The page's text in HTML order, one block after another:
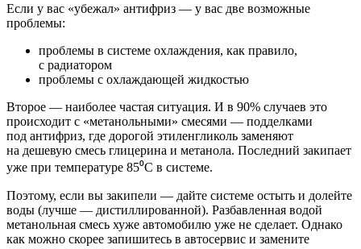
Если у вас «убежал» антифриз — у вас две возможные
проблемы:
проблемы в системе охлаждения, как правило,
с радиатором
проблемы с охлаждающей жидкостью
Второе — наиболее частая ситуация. И в 90% случаев это
происходит с «метанольными» смесями — подделками
под антифриз, где дорогой этиленгликоль заменяют
на дешевую смесь глицерина и метанола. Последний закипает
уже при температуре 85⁰С в системе.
Поэтому, если вы закипели — дайте системе остыть и долейте
воды (лучше — дистиллированной). Разбавленная водой
метанольная смесь хуже автомобилю уже не сделает. Однако
как можно скорее запишитесь в автосервис и замените